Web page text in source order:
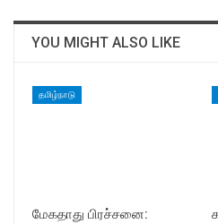
YOU MIGHT ALSO LIKE
தமிழ்நாடு
மேகதாது பிரச்சனை: